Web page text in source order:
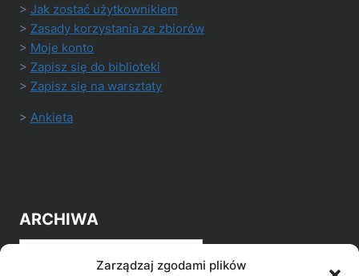
Zarządzaj zgodami plików
> Jak zostać użytkownikiem
> Zasady korzystania ze zbiorów
> Moje konto
> Zapisz się do biblioteki
> Zapisz się na warsztaty
> Ankieta
ARCHIWA
Archiwa